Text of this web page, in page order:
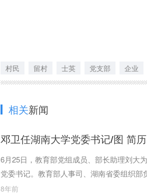
村民 留村 士英 党支部 企业
相关新闻
邓卫任湖南大学党委书记/图 简历
6月25日，教育部党组成员、部长助理刘大
党委书记。教育部人事司、湖南省委组织部
8年前